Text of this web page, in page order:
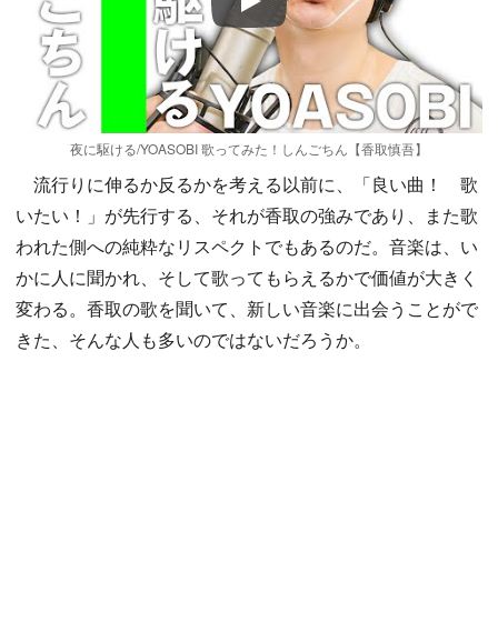
Play
夜に駆ける/YOASOBI 歌ってみた！しんごちん【香取慎吾】
流行りに伸るか反るかを考える以前に、「良い曲！ 歌
いたい！」が先行する、それが香取の強みであり、また歌
われた側への純粋なリスペクトでもあるのだ。音楽は、い
かに人に聞かれ、そして歌ってもらえるかで価値が大きく
変わる。香取の歌を聞いて、新しい音楽に出会うことがで
きた、そんな人も多いのではないだろうか。